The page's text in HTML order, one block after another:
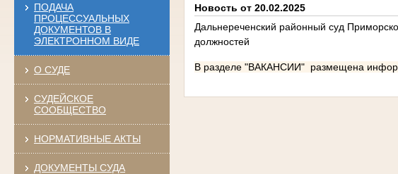
ПОДАЧА
ПРОЦЕССУАЛЬНЫХ
ДОКУМЕНТОВ В
ЭЛЕКТРОННОМ ВИДЕ
О СУДЕ
СУДЕЙСКОЕ
СООБЩЕСТВО
НОРМАТИВНЫЕ АКТЫ
ДОКУМЕНТЫ СУДА
Новость от 20.02.2025
Дальнереченский районный суд
должностей
В разделе "ВАКАНСИИ" размещена